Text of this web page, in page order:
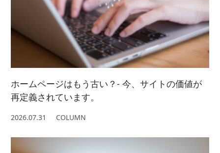
ホームページはもう古い？- 今、サイトの価値が
再定義されています。
2026.07.31 COLUMN